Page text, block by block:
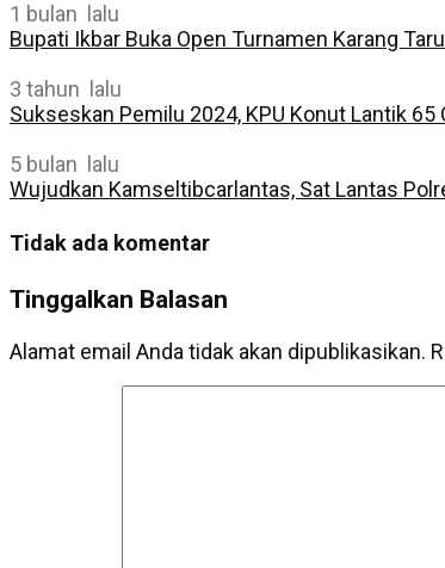
1 bulan lalu
Bupati Ikbar Buka Open Turnamen Karang
3 tahun lalu
Sukseskan Pemilu 2024, KPU Konut Lantik 65
5 bulan lalu
Wujudkan Kamseltibcarlantas, Sat Lantas
Tidak ada komentar
Tinggalkan Balasan
Alamat email Anda tidak akan dipublikasikan.